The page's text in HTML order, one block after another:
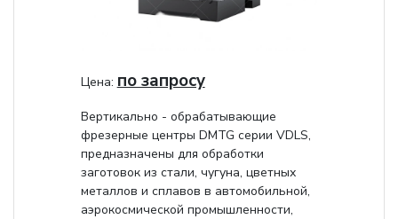
Цена: по запросу
Вертикально - обрабатывающие
фрезерные центры DMTG серии VDLS,
предназначены для обработки
заготовок из стали, чугуна, цветных
металлов и сплавов в автомобильной,
аэрокосмической промышленности,